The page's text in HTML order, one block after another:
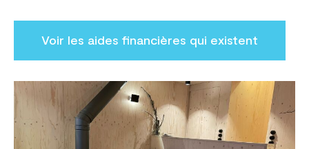
Voir les aides financières qui existent